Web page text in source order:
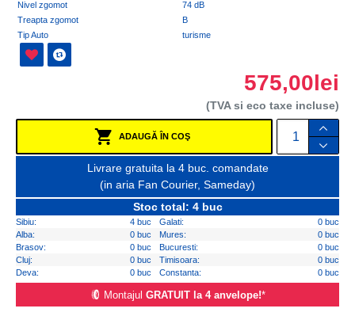
Nivel zgomot
74 dB
Treapta zgomot
B
Tip Auto
turisme
575,00lei
(TVA si eco taxe incluse)
ADAUGĂ ÎN COŞ
Livrare gratuita la 4 buc. comandate
(in aria Fan Courier, Sameday)
Stoc total: 4 buc
Sibiu: 4 buc Galati:
0 buc
Alba:
0 buc Mures:
0 buc
Brasov:
0 buc Bucuresti:
0 buc
Cluj:
0 buc Timisoara:
0 buc
Deva:
0 buc Constanta: 0 buc
Montajul GRATUIT la 4 anvelope!*